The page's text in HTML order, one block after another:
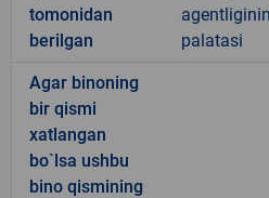
tomonidan
berilgan
palatasi
Agar binoning
bir qismi
xatlangan
bo`lsa ushbu
bino qismining